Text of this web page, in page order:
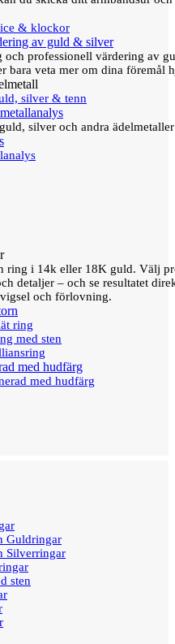
& klockor
av guld & silver
professionell värdering av
bara veta mer om dina föremål
silver & tenn
silver och andra
ring i 14k eller 18K guld. Välj
detaljer – och se resultatet
och förlovning.
ring
med sten
med hudfärg
Guldringar
Silverringar
sten